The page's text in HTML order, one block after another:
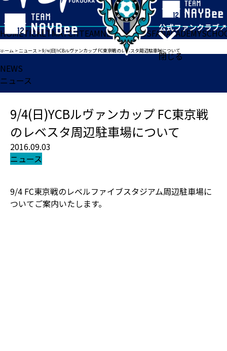
閉じる
HOMETICKETMATCHTEAMNEWSGOODSFANACADEMY
ホーム >ニュース >9/4(日)YCBルヴァンカップ FC東京戦のレベスタ周辺駐車場について
NEWS
ニュース
9/4(日)YCBルヴァンカップ FC東京戦
のレベスタ周辺駐車場について
2016.09.03
ニュース
9/4 FC東京戦のレベルファイブスタジアム周辺駐車場に
ついてご案内いたします。